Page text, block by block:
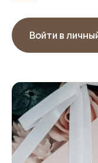
Войти в